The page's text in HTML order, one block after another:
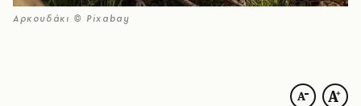
Αρκουδάκι © Pixabay